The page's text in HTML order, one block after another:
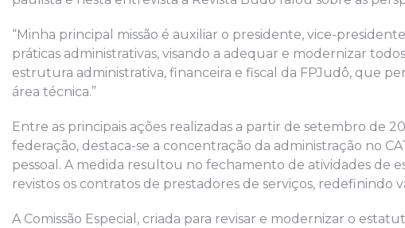
“Minha principal missão é auxiliar o presidente, vice-
práticas administrativas, visando a adequar e modernizar
estrutura administrativa, financeira e fiscal da FPJudô, que
área técnica.”
Entre as principais ações realizadas a partir de setembro de
federação, destaca-se a concentração da administração no
pessoal. A medida resultou no fechamento de atividades de
revistos os contratos de prestadores de serviços, redefinindo
A Comissão Especial, criada para revisar e modernizar o